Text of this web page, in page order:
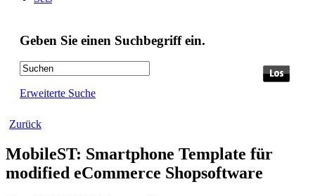
Geben Sie einen Suchbegriff ein.
Erweiterte Suche
Zurück
MobileST: Smartphone Template für
modified eCommerce Shopsoftware